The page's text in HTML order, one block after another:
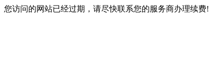
您访问的网站已经过期，请尽快联系您的服务商办理续费!